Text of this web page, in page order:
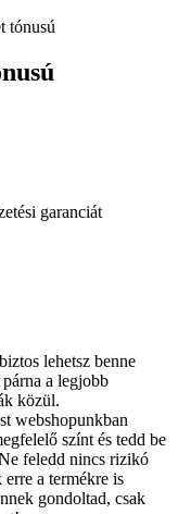
tónusú
garanciát
lehetsz benne
a legjobb
közül.
webshopunkban
színt és tedd be
feledd nincs rizikó
a termékre is
gondoltad, csak